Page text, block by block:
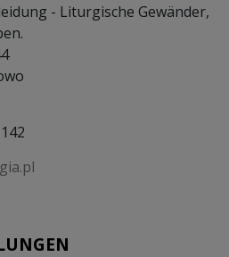
- Liturgische Gewänder,